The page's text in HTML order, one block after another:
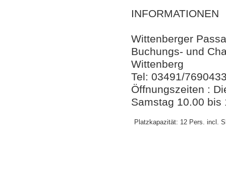
INFORMATIONEN
Wittenberger
Buchungs- und
Wittenberg
Tel: 03491/
Öffnungszeiten :
Samstag 10.00 bis
Platzkapazität: 12 Pers. incl.